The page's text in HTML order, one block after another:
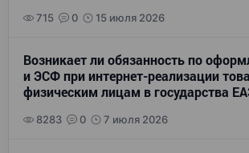
715 0 15 июля 2026
Возникает ли обязанность по
и ЭСФ при интернет-реализации
физическим лицам в государства
8283 0 7 июля 2026